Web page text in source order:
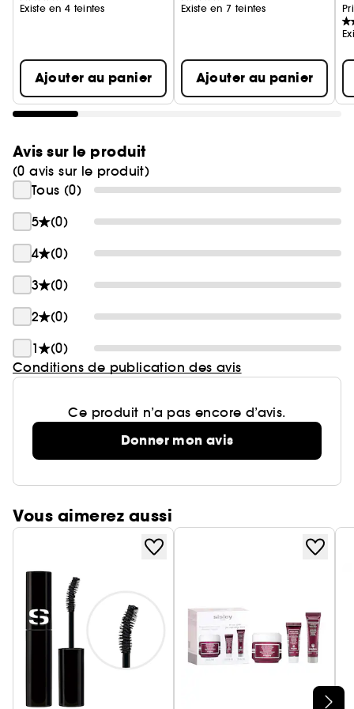
Existe en 4 teintes
Ajouter au panier
Existe en 7 teintes
Ajouter au panier
Avis sur le produit
(0 avis sur le produit)
Tous (0)
5
(0)
4
(0)
3
(0)
2
(0)
1
(0)
Conditions de publication des avis
Ce produit n’a pas encore d’avis.
Donner mon avis
Vous aimerez aussi
Ignorer le carrousel produits